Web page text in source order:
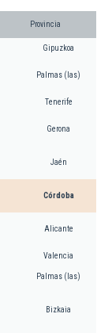
Provincia
Gipuzkoa
Palmas (las)
Tenerife
Gerona
Jaén
Córdoba
Alicante
Valencia
Palmas (las)
Bizkaia